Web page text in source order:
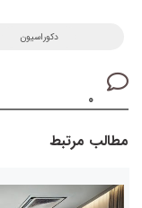
دکوراسیون
۰
مطالب مرتبط